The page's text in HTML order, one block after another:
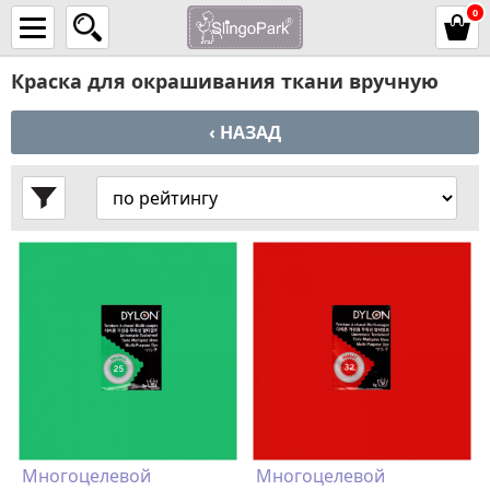
0
Краска для окрашивания ткани вручную
‹ НАЗАД
Многоцелевой
Многоцелевой